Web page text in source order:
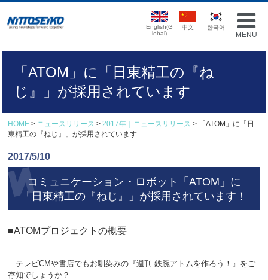
MENU
English(G
lobal)
中文 한국어
「ATOM」に「日東精工の『ね
じ』」が採用されています
HOME > ニュースリリース > 2017年｜ニュースリリース > 「ATOM」に「日
東精工の『ねじ』」が採用されています
2017/5/10
コミュニケーション・ロボット「ATOM」に
「日東精工の『ねじ』」が採用されています！
■ATOMプロジェクトの概要
テレビCMや書店でもお馴染みの『週刊 鉄腕アトムを作ろう！』をご
存知でしょうか？